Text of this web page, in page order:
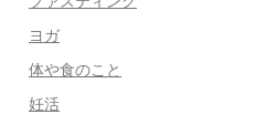
ヨガ
体や食のこと
妊活